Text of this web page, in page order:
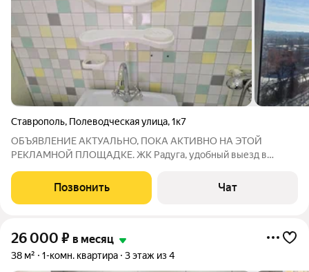
Ставрополь, Полеводческая улица,1к7
ОБЪЯВЛЕНИЕ АКТУАЛЬНО, ПОКА АКТИВНО НА ЭТОЙ
РЕКЛАМНОЙ ПЛОЩАДКЕ. ЖК Радуга, удобный выезд в
части города (Нижний рынок, Цирк), к историческому центру
Ставрополя. В ЖК есть все необходимое, с т.зр.
Позвонить Чат
26 000 ₽ в месяц
38 м² 1-комн. квартира 3 этаж из 4